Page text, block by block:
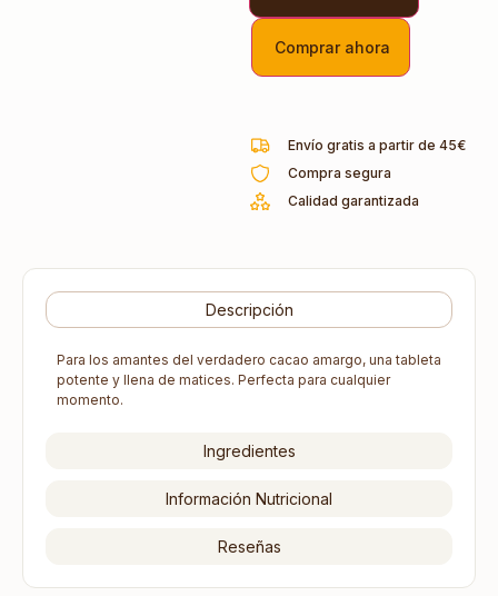
Comprar ahora
Envío gratis a partir de 45€
Compra segura
Calidad garantizada
Descripción
Ingredientes
Información Nutricional
Reseñas
Para los amantes del verdadero cacao amargo, una tableta
potente y llena de matices. Perfecta para cualquier
momento.